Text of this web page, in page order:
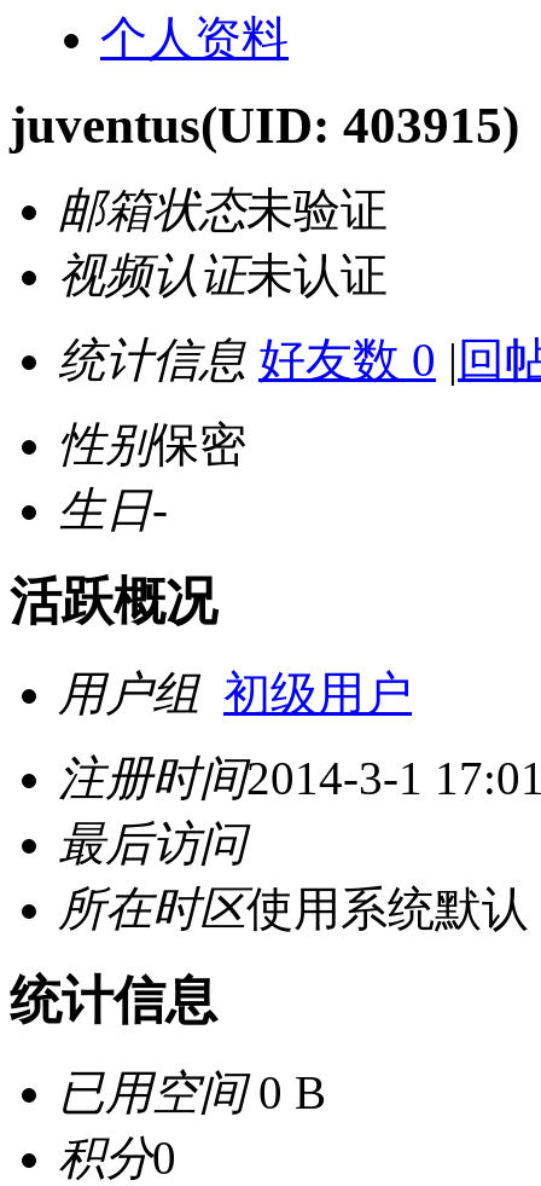
个人资料
juventus(UID: 403915)
邮箱状态未验证
视频认证未认证
统计信息 好友数 0 | 回
性别保密
生日-
活跃概况
用户组 初级用户
注册时间2014-3-1
最后访问
所在时区使用系统默认
统计信息
已用空间0 B
积分0